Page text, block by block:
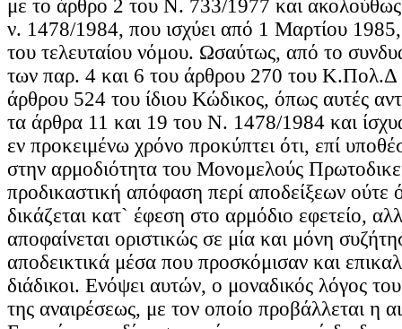
με το άρθρο 2 του Ν. 733/1977 και
ν. 1478/1984, που ισχύει από 1 Μαρτίου
του τελευταίου νόμου. Ωσαύτως, από το
των παρ. 4 και 6 του άρθρου 270 του Κ.Πολ.Δ
άρθρου 524 του ίδιου Κώδικος, όπως αυτές
τα άρθρα 11 και 19 του Ν. 1478/1984 και
εν προκειμένω χρόνο προκύπτει ότι, επί
στην αρμοδιότητα του Μονομελούς
προδικαστική απόφαση περί αποδείξεων ούτε
δικάζεται κατ` έφεση στο αρμόδιο εφετείο,
αποφαίνεται οριστικώς σε μία και μόνη
αποδεικτικά μέσα που προσκόμισαν και
διάδικοι. Ενόψει αυτών, ο μοναδικός λόγος
της αναιρέσεως, με τον οποίο προβάλλεται η